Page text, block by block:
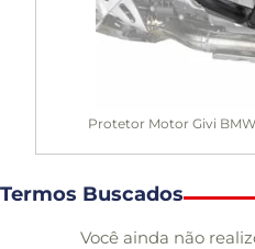
Protetor Motor Givi BMW
Termos Buscados
Você ainda não